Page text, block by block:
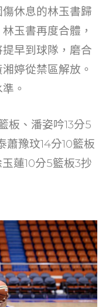
休息的林玉書歸
玉書再度合體，
早到球隊，磨合
婷從禁區解放。
。
板、潘姿吟13分5
蕭豫玟14分10籃板
蓮10分5籃板3抄